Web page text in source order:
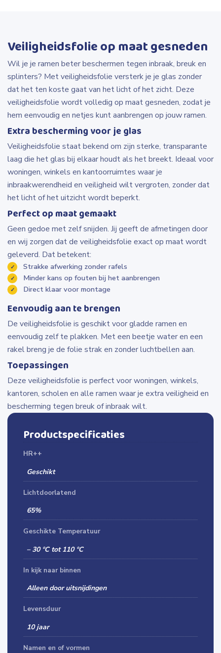
Veiligheidsfolie op maat gesneden
Wil je je ramen beter beschermen tegen inbraak, breuk en
splinters? Met veiligheidsfolie versterk je je glas zonder
dat het ten koste gaat van het licht of het zicht. Deze
veiligheidsfolie wordt volledig op maat gesneden, zodat je
hem eenvoudig en netjes kunt aanbrengen op jouw ramen.
Extra bescherming voor je glas
Veiligheidsfolie staat bekend om zijn sterke, transparante
laag die het glas bij elkaar houdt als het breekt. Ideaal voor
woningen, winkels en kantoorruimtes waar je
inbraakwerendheid en veiligheid wilt vergroten, zonder dat
het licht of het uitzicht wordt beperkt.
Perfect op maat gemaakt
Geen gedoe met zelf snijden. Jij geeft de afmetingen door
en wij zorgen dat de veiligheidsfolie exact op maat wordt
geleverd. Dat betekent:
Strakke afwerking zonder rafels
Minder kans op fouten bij het aanbrengen
Direct klaar voor montage
Eenvoudig aan te brengen
De veiligheidsfolie is geschikt voor gladde ramen en
eenvoudig zelf te plakken. Met een beetje water en een
rakel breng je de folie strak en zonder luchtbellen aan.
Toepassingen
Deze veiligheidsfolie is perfect voor woningen, winkels,
kantoren, scholen en alle ramen waar je extra veiligheid en
bescherming tegen breuk of inbraak wilt.
Productspecificaties
HR++
Geschikt
Lichtdoorlatend
65%
Geschikte Temperatuur
– 30 °C tot 110 °C
In kijk naar binnen
Alleen door uitsnijdingen
Levensduur
10 jaar
Namen en of vormen